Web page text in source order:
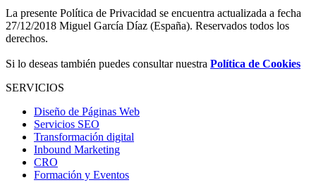
La presente Política de Privacidad se encuentra actualizada a fecha
27/12/2018 Miguel García Díaz (España). Reservados todos los
derechos.
Si lo deseas también puedes consultar nuestra Política de Cookies
SERVICIOS
Diseño de Páginas Web
Servicios SEO
Transformación digital
Inbound Marketing
CRO
Formación y Eventos